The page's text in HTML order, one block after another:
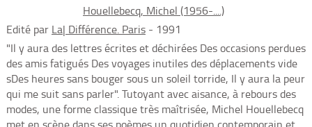
Houellebecq, Michel (1956-....)
Edité par La| Différence. Paris - 1991
"Il y aura des lettres écrites et déchirées Des occasions perdues
des amis fatigués Des voyages inutiles des déplacements vide
sDes heures sans bouger sous un soleil torride, Il y aura la peur
qui me suit sans parler". Tutoyant avec aisance, à rebours des
modes, une forme classique très maîtrisée, Michel Houellebecq